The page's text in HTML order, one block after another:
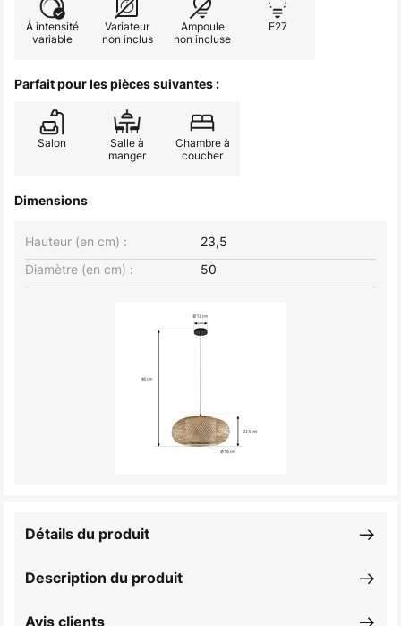
À intensité
variable
Variateur
non inclus
Ampoule
non incluse
E27
Parfait pour les pièces suivantes :
Salon
Salle à
manger
Chambre à
coucher
Dimensions
Hauteur (en cm) :
23,5
Diamètre (en cm) :
50
Description du produit
Détails du produit
Avis clients